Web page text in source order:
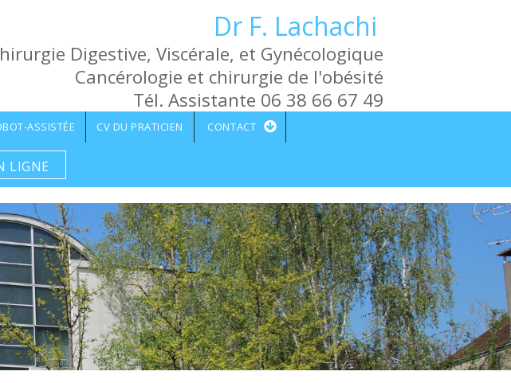
Dr F. Lachachi
Digestive, Viscérale, et Gynécologique
Cancérologie et chirurgie de l'obésité
Tél. Assistante 06 38 66 67 49
ASSISTÉE CV DU PRATICIEN CONTACT
LIGNE